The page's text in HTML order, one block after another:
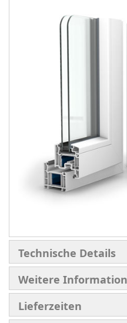
Technische Details
Weitere
Lieferzeiten